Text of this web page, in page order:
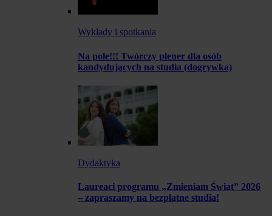
Wykłady i spotkania
Na pole!!! Twórczy plener dla osób
kandydujących na studia (dogrywka)
Dydaktyka
Laureaci programu „Zmieniam Świat” 2026
– zapraszamy na bezpłatne studia!